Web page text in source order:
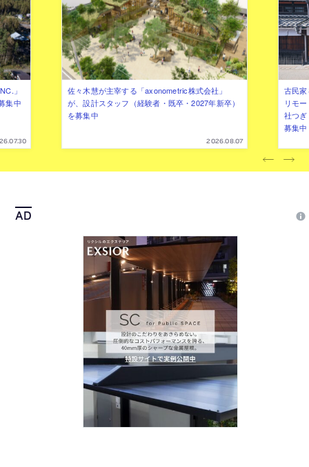
」
集中
佐々木慧が主宰する「axonometric株式会社」
が、設計スタッフ（経験者・既卒・2027年新卒）
を募集中
2026.08.07
古民
リモ
社つ
募集中